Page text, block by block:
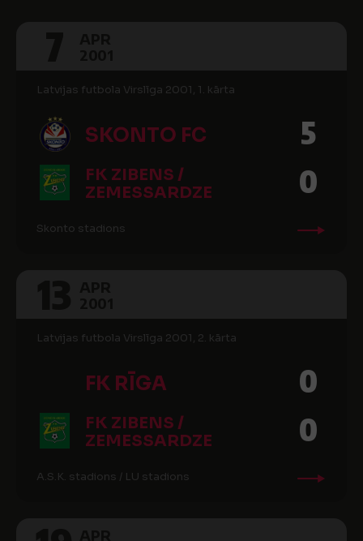
Latvijas futbola Virslīga 2001, 1. kārta
SKONTO FC 5
FK ZIBENS /
ZEMESSARDZE
0
Skonto stadions
Latvijas futbola Virslīga 2001, 2. kārta
FK RĪGA 0
FK ZIBENS /
ZEMESSARDZE
0
A.S.K. stadions / LU stadions